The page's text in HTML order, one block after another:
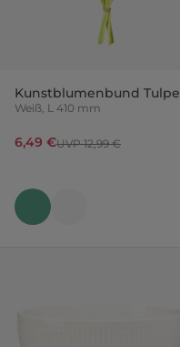
Kunstblumenbund Tulpe
Weiß, L 410 mm
6,49 €UVP 12,99 €